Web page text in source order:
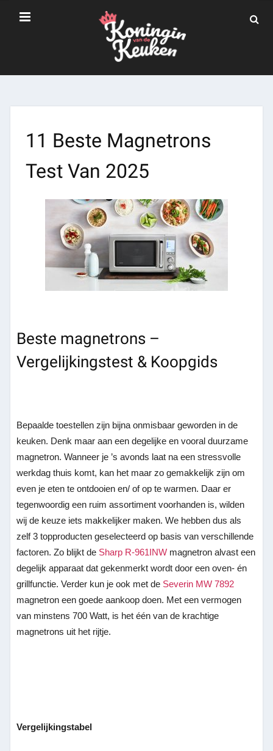
11 Beste Magnetrons
Test Van 2025
Beste magnetrons –
Vergelijkingstest & Koopgids
Bepaalde toestellen zijn bijna onmisbaar geworden in de
keuken. Denk maar aan een degelijke en vooral duurzame
magnetron. Wanneer je ’s avonds laat na een stressvolle
werkdag thuis komt, kan het maar zo gemakkelijk zijn om
even je eten te ontdooien en/ of op te warmen. Daar er
tegenwoordig een ruim assortiment voorhanden is, wilden
wij de keuze iets makkelijker maken. We hebben dus als
zelf 3 topproducten geselecteerd op basis van verschillende
factoren. Zo blijkt de Sharp R-961INW magnetron alvast een
degelijk apparaat dat gekenmerkt wordt door een oven- én
grillfunctie. Verder kun je ook met de Severin MW 7892
magnetron een goede aankoop doen. Met een vermogen
van minstens 700 Watt, is het één van de krachtige
magnetrons uit het rijtje.
Vergelijkingstabel